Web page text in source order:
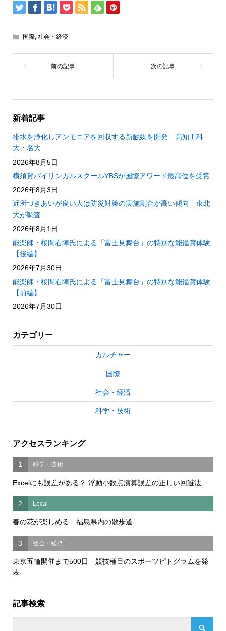
国際, 社会・経済
新着記事
排水を浄化しアンモニアを回収する新触媒を開発 高知工科
大・名大
2026年8月5日
横須賀バイリンガルスクールYBSが国際アワード最高位を受賞
2026年8月3日
近所づきあいが良い人は防災対策の実施割合が高い傾向 東北
大が調査
2026年8月1日
能楽師・桜間右陣氏による「富士見舞台」の特別な能鑑賞体験
【後編】
2026年7月30日
能楽師・桜間右陣氏による「富士見舞台」の特別な能鑑賞体験
【前編】
2026年7月30日
カテゴリー
カルチャー
国際
社会・経済
科学・技術
アクセスランキング
1 科学・技術
Excelにも誤差がある？ 浮動小数点演算誤差の正しい回避法
2 Local
春の花が楽しめる 福島県内の散歩道
3 社会・経済
東京五輪開催まで500日 競技種目のスポーツピトグラムを発
表
記事検索